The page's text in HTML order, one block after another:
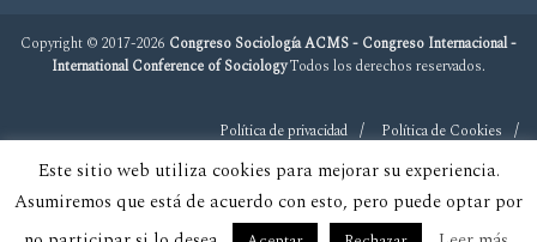
Copyright © 2017-2026 Congreso Sociología ACMS - Congreso Internacional -
International Conference of SociologyTodos los derechos reservados.
Política de privacidad Política de Cookies
Este sitio web utiliza cookies para mejorar su experiencia.
Asumiremos que está de acuerdo con esto, pero puede optar por